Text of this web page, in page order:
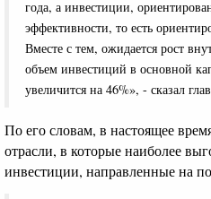
года, а инвестиции,
эффективности, то есть
Вместе с тем, ожидается рост
объем инвестиций в основной
увеличится на 46%», - сказал
По его словам, в настоящее
отрасли, в которые наиболее
инвестиции, направленные на